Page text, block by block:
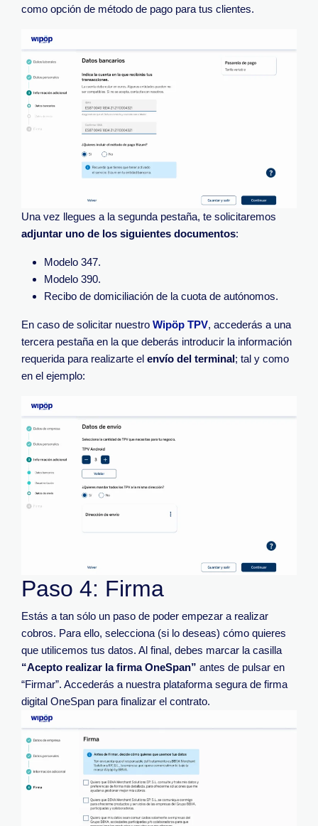
como opción de método de pago para tus clientes.
Una vez llegues a la segunda pestaña, te solicitaremos
adjuntar uno de los siguientes documentos:
Modelo 347.
Modelo 390.
Recibo de domiciliación de la cuota de autónomos.
En caso de solicitar nuestro Wipöp TPV, accederás a una
tercera pestaña en la que deberás introducir la información
requerida para realizarte el envío del terminal; tal y como
en el ejemplo:
Paso 4: Firma
Estás a tan sólo un paso de poder empezar a realizar
cobros. Para ello, selecciona (si lo deseas) cómo quieres
que utilicemos tus datos. Al final, debes marcar la casilla
“Acepto realizar la firma OneSpan” antes de pulsar en
“Firmar”. Accederás a nuestra plataforma segura de firma
digital OneSpan para finalizar el contrato.